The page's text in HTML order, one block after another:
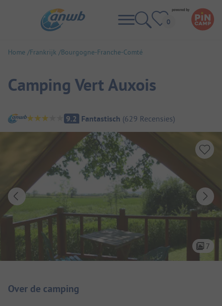
Home Frankrijk Bourgogne-Franche-Comté
Camping Vert Auxois
Camping overzicht
9.2 Fantastisch (629 Recensies)
7
Over de camping